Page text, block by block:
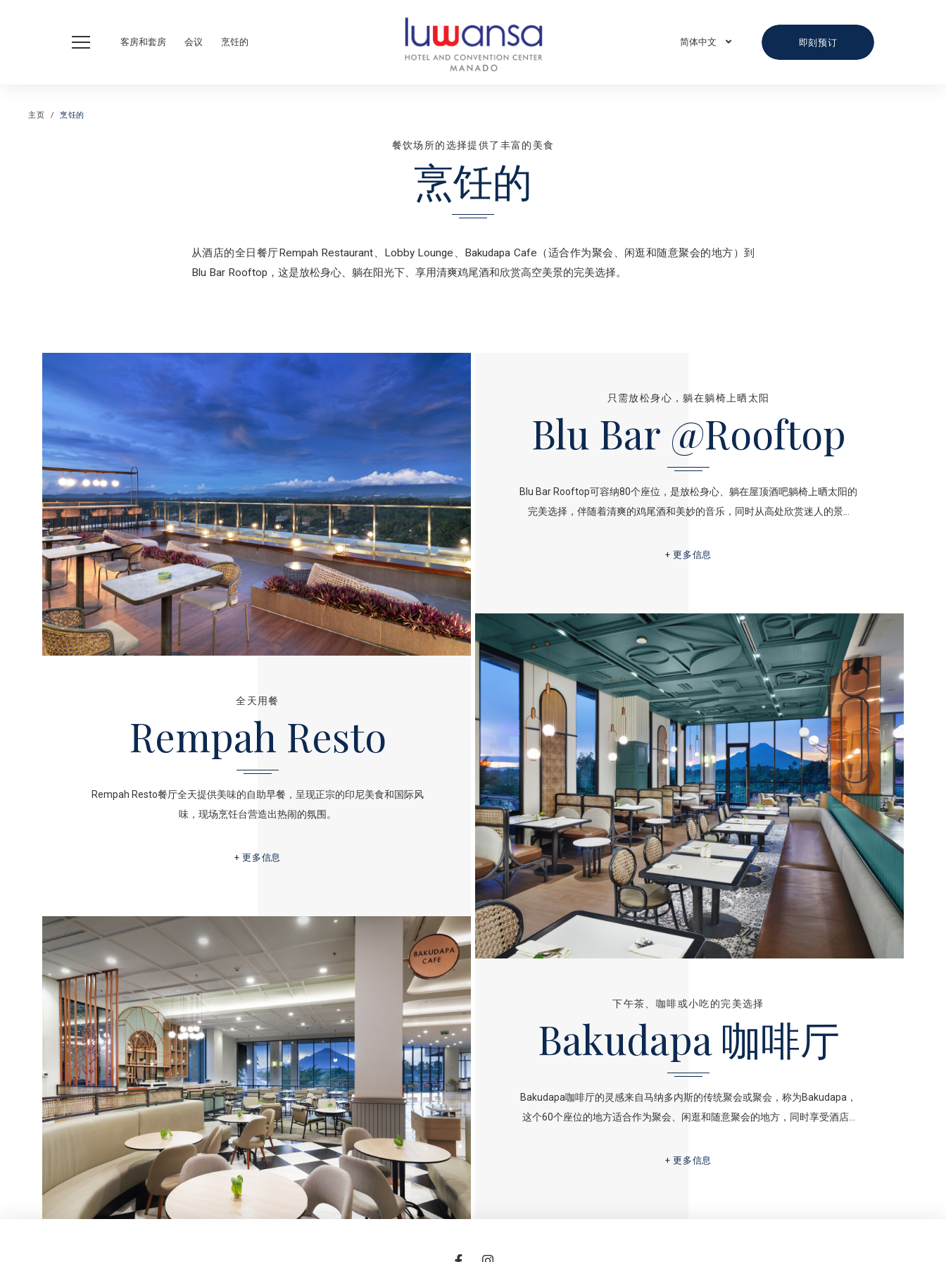
客房和套房 会议 烹饪的 简体中文 即刻预订
主页 烹饪的
烹饪的
餐饮场所的选择提供了丰富的美食
从酒店的全日餐厅Rempah Restaurant、Lobby Lounge、Bakudapa Cafe（适合作为聚会、闲逛和随意聚会的地方）到
Blu Bar Rooftop，这是放松身心、躺在阳光下、享用清爽鸡尾酒和欣赏高空美景的完美选择。
只需放松身心，躺在躺椅上晒太阳
Blu Bar @Rooftop
Blu Bar Rooftop可容纳80个座位，是放松身心、躺在屋顶酒吧躺椅上晒太阳的
完美选择，伴随着清爽的鸡尾酒和美妙的音乐，同时从高处欣赏迷人的景…
更多信息
全天用餐
Rempah Resto
Rempah Resto餐厅全天提供美味的自助早餐，呈现正宗的印尼美食和国际风
味，现场烹饪台营造出热闹的氛围。
更多信息
下午茶、咖啡或小吃的完美选择
Bakudapa 咖啡厅
Bakudapa咖啡厅的灵感来自马纳多内斯的传统聚会或聚会，称为Bakudapa，
这个60个座位的地方适合作为聚会、闲逛和随意聚会的地方，同时享受酒店…
更多信息